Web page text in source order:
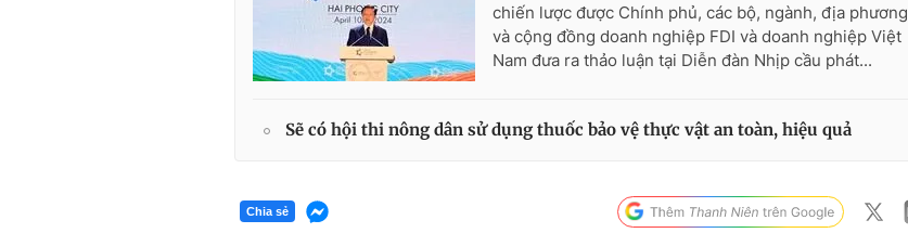
chiến lược được Chính phủ, các bộ, ngành, địa phương
và cộng đồng doanh nghiệp FDI và doanh nghiệp Việt
Nam đưa ra thảo luận tại Diễn đàn Nhịp cầu phát...
Sẽ có hội thi nông dân sử dụng thuốc bảo vệ thực vật an toàn, hiệu quả
Chia sẻ